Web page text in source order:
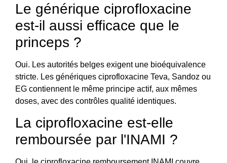
Le générique ciprofloxacine
est-il aussi efficace que le
princeps ?
Oui. Les autorités belges exigent une bioéquivalence
stricte. Les génériques ciprofloxacine Teva, Sandoz ou
EG contiennent le même principe actif, aux mêmes
doses, avec des contrôles qualité identiques.
La ciprofloxacine est-elle
remboursée par l'INAMI ?